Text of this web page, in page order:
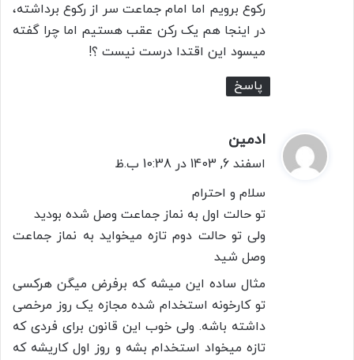
رکوع برویم اما امام جماعت سر از رکوع برداشته،
در اینجا هم یک رکن عقب هستیم اما چرا گفته
میسود این اقتدا درست نیست ؟! ‌
پاسخ
ادمین
ف اسفند 6, 1403 در 10:38 ب.ظ
سلام و احترام
تو حالت اول به نماز جماعت وصل شده بودید
ولی تو حالت دوم تازه میخواید به نماز جماعت
وصل شید
مثال ساده این میشه که برفرض میگن هرکسی
تو کارخونه استخدام شده مجازه یک روز مرخصی
داشته باشه. ولی خوب این قانون برای فردی که
تازه میخواد استخدام بشه و روز اول کاریشه که